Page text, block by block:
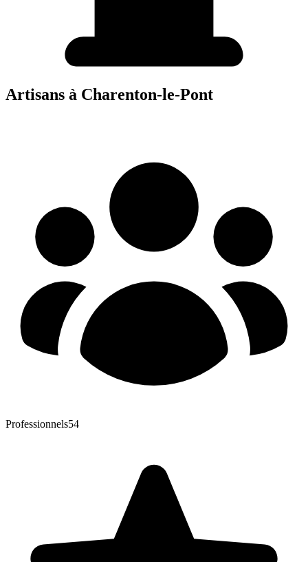
Artisans à Charenton-le-Pont
Professionnels54